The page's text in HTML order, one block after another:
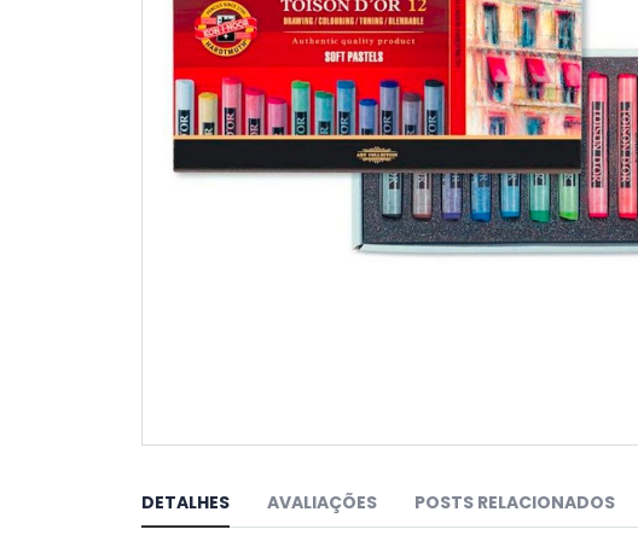
o
início
DETALHES AVALIAÇÕES POSTS RELACIONADOS